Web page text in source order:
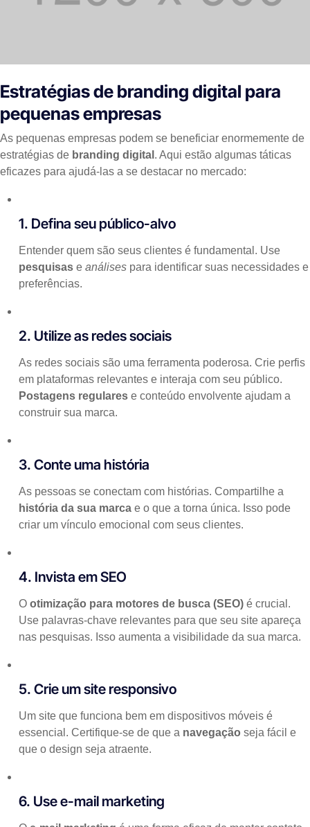
Estratégias de branding digital para
pequenas empresas
As pequenas empresas podem se beneficiar enormemente de
estratégias de branding digital . Aqui estão algumas táticas
eficazes para ajudá-las a se destacar no mercado:
1. Defina seu público-alvo
Entender quem são seus clientes é fundamental. Use
pesquisas eanálises para identificar suas necessidades e
preferências.
2. Utilize as redes sociais
As redes sociais são uma ferramenta poderosa. Crie perfis
em plataformas relevantes e interaja com seu público.
Postagens regulares e conteúdo envolvente ajudam a
construir sua marca.
3. Conte uma história
As pessoas se conectam com histórias. Compartilhe a
história da sua marca e o que a torna única. Isso pode
criar um vínculo emocional com seus clientes.
4. Invista em SEO
Ootimização para motores de busca (SEO) é crucial.
Use palavras-chave relevantes para que seu site apareça
nas pesquisas. Isso aumenta a visibilidade da sua marca.
5. Crie um site responsivo
Um site que funciona bem em dispositivos móveis é
essencial. Certifique-se de que a navegação seja fácil e
que o design seja atraente.
6. Use e-mail marketing